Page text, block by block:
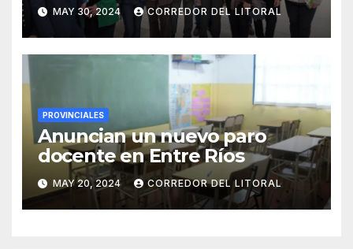
jóvenes sean protagonistas
MAY 30, 2024 CORREDOR DEL LITORAL
PROVINCIALES
Anuncian un nuevo paro
docente en Entre Ríos
MAY 20, 2024 CORREDOR DEL LITORAL